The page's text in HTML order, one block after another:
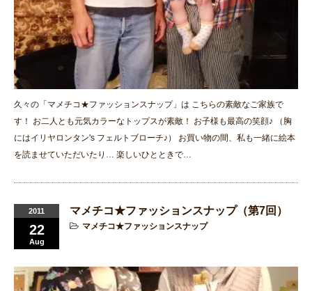
久々の「マメチコ★ファッションスナップ」は こちらの素敵なご家族で
す！ お二人とも元気カラーなトップスが素敵！ お子様も最高の笑顔♪ （胸
にはイリヤロンタン's フェルトブローチ♪） お買い物の間、私も一緒に絵本
を読ませていただいたり… 楽しいひとときで…
2011
22
Aug
マメチコ★ファッションスナップ（第7回）
マメチコ★ファッションスナップ